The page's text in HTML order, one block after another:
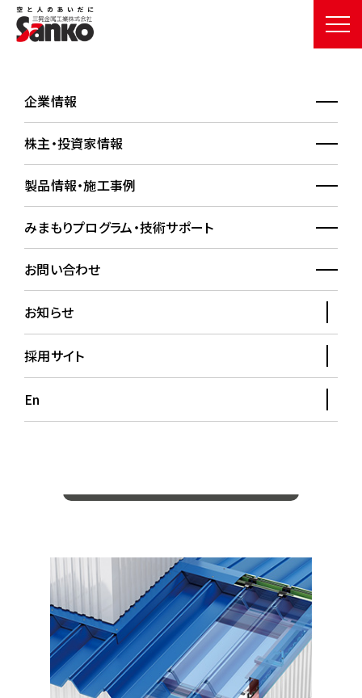
企業情報
株主・投資家情報
製品情報・施工事例
みまもりプログラム・技術サポート
お問い合わせ
お知らせ
採用サイト
En
製品情報
PRODUCTS
HOME
折版｜馳タイプ